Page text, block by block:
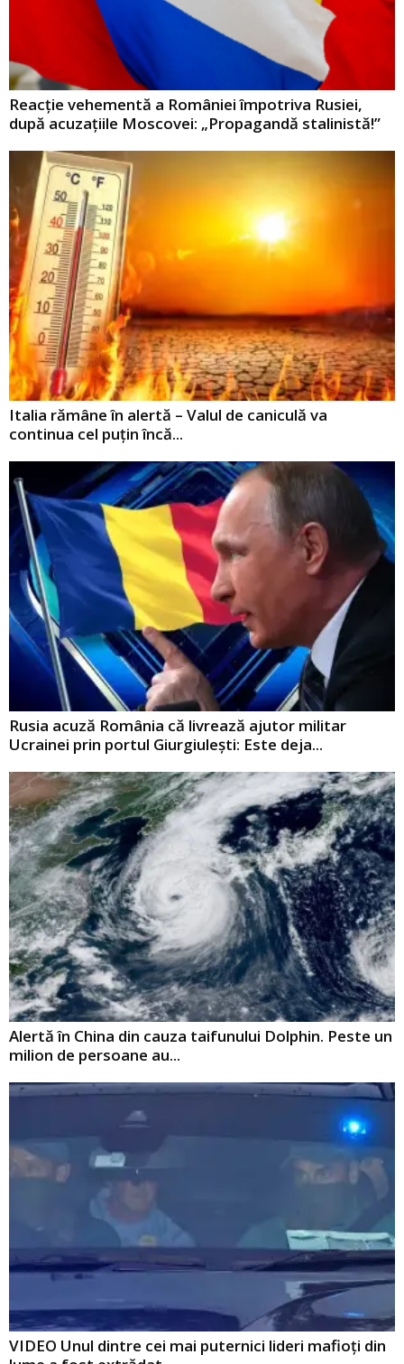
Reacție vehementă a României împotriva Rusiei,
după acuzațiile Moscovei: „Propagandă stalinistă!”
Italia rămâne în alertă – Valul de caniculă va
continua cel puţin încă...
Rusia acuză România că livrează ajutor militar
Ucrainei prin portul Giurgiulești: Este deja...
Alertă în China din cauza taifunului Dolphin. Peste un
milion de persoane au...
VIDEO Unul dintre cei mai puternici lideri mafioți din